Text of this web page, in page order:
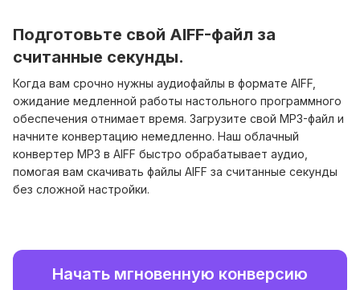
Подготовьте свой AIFF-файл за
считанные секунды.
Когда вам срочно нужны аудиофайлы в формате AIFF,
ожидание медленной работы настольного программного
обеспечения отнимает время. Загрузите свой MP3-файл и
начните конвертацию немедленно. Наш облачный
конвертер MP3 в AIFF быстро обрабатывает аудио,
помогая вам скачивать файлы AIFF за считанные секунды
без сложной настройки.
Начать мгновенную конверсию